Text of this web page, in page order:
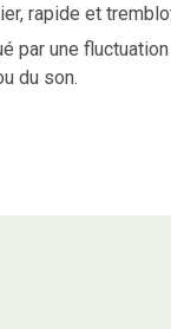
rapide et
par une
du son.